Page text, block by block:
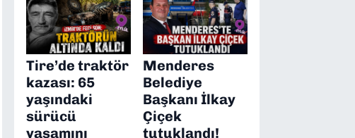
Tire’de traktör
kazası: 65
yaşındaki
sürücü
yaşamını
Menderes
Belediye
Başkanı İlkay
Çiçek
tutuklandı!